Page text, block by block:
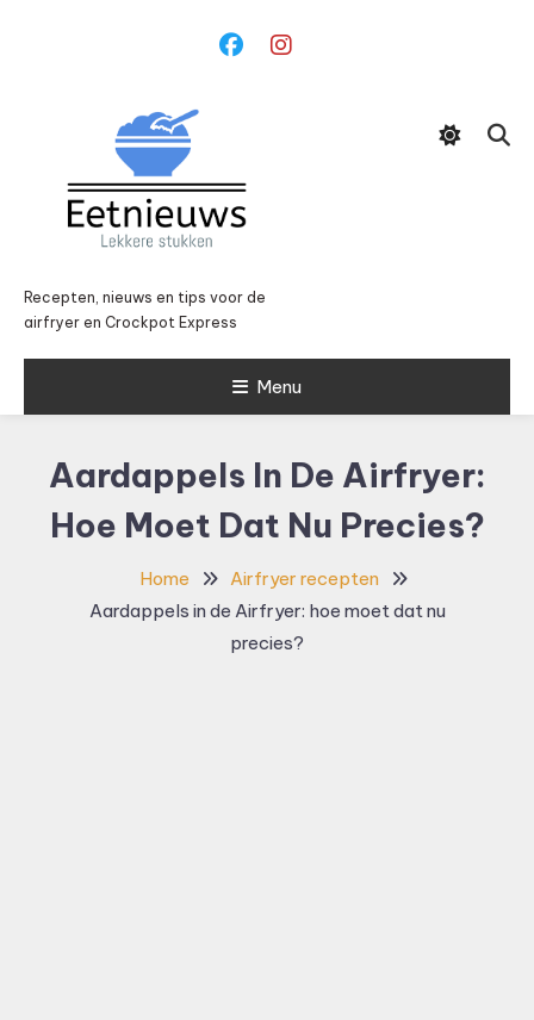
Recepten, nieuws en tips voor de
airfryer en Crockpot Express
Menu
Aardappels In De Airfryer:
Hoe Moet Dat Nu Precies?
Home
Airfryer recepten
Aardappels in de Airfryer: hoe moet dat nu
precies?